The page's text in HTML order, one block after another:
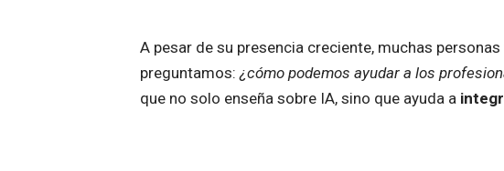
A pesar de su presencia creciente, muchas
preguntamos:¿cómo podemos ayudar a los
que no solo enseña sobre IA, sino que ayuda a